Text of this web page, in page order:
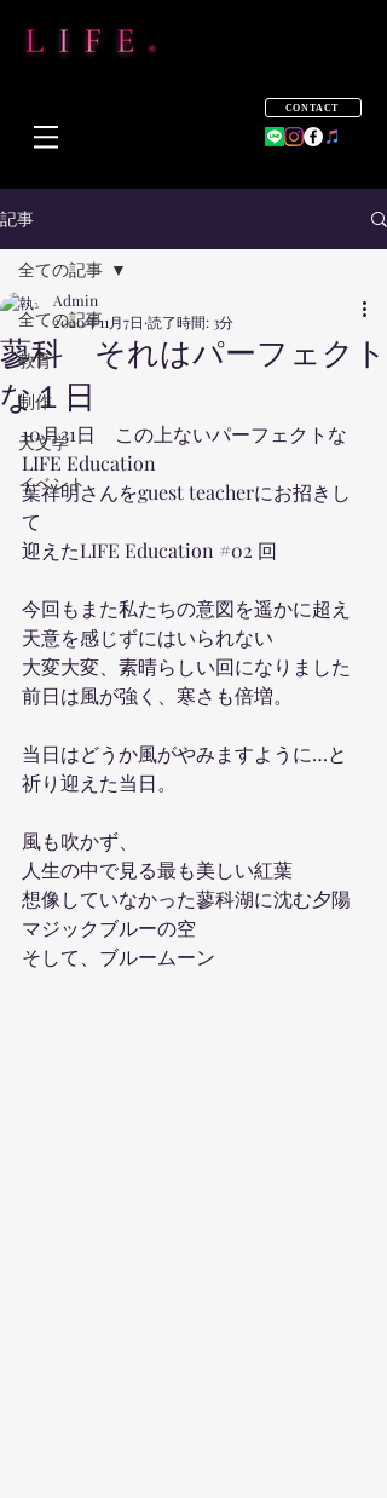
CONTACT
記事
全ての記事
教育
制作
天文学
イベント
全ての記事
蓼科 それはパーフェクト
な１日
Admin
2020年11月7日 読了時間: 3分
10月31日　この上ないパーフェクトな
LIFE Education
葉祥明さんをguest teacherにお招きし
て
迎えたLIFE Education #02 回
今回もまた私たちの意図を遥かに超え
天意を感じずにはいられない
大変大変、素晴らしい回になりました
前日は風が強く、寒さも倍増。
当日はどうか風がやみますように…と
祈り迎えた当日。
風も吹かず、
人生の中で見る最も美しい紅葉
想像していなかった蓼科湖に沈む夕陽
マジックブルーの空
そして、ブルームーン